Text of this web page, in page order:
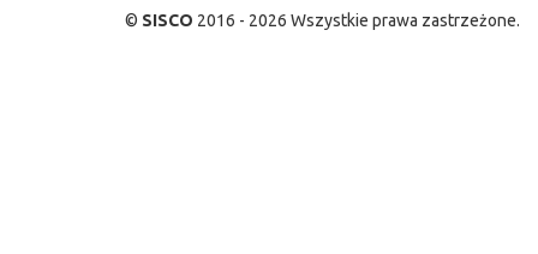
© SISCO 2016 - 2026 Wszystkie prawa zastrzeżone.